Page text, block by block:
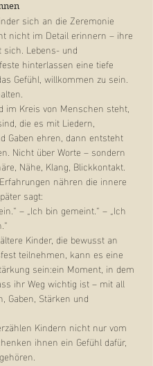
sich an die Zeremonie
nicht im Detail erinnern – ihre
sich. Lebens- und
hinterlassen eine tiefe
Gefühl, willkommen zu sein.
im Kreis von Menschen steht,
die es mit Liedern,
Gaben ehren, dann entsteht
Nicht über Worte – sondern
Nähe, Klang, Blickkontakt.
nähren die innere
sagt:
– „Ich bin gemeint.“ – „Ich
Kinder, die bewusst an
teilnehmen, kann es eine
sein:ein Moment, in dem
ihr Weg wichtig ist – mit all
Gaben, Stärken und
Kindern nicht nur vom
ihnen ein Gefühl dafür,